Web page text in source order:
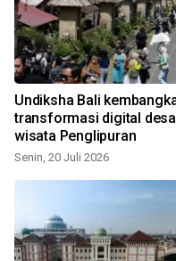
Undiksha Bali
transformasi digital desa
wisata Penglipuran
Senin, 20 Juli 2026